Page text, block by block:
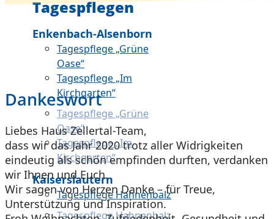
Tagespflegen
Enkenbach-Alsenborn
Tagespflege „Grüne
Oase“
Tagespflege „Im
Kirchgarten“
Tagespflege „Grüne
Oase“
Tagespflege „Im
Kirchgarten“
Kaiserslautern
Tagespflege Hahnenbalz
Tagespflege Hahnenbalz
Dankeswort
Liebes Haus Zellertal-Team,
dass wir das Jahr 2020 trotz aller Widrigkeiten
eindeutig als schön empfinden durften, verdanken
wir Ihnen und Euch.
Wir sagen von Herzen Danke – für Treue,
Unterstützung und Inspiration.